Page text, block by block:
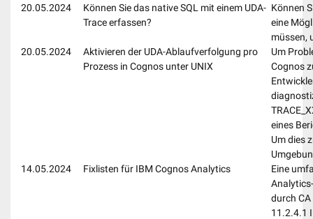
20.05.2024
Können Sie das native SQL mit einem UDA-
Trace erfassen?
Können
eine
müssen,
20.05.2024
Aktivieren der UDA-Ablaufverfolgung pro
Prozess in Cognos unter UNIX
Um
Cognos
eines
Um dies
14.05.2024
Fixlisten für IBM Cognos Analytics
Eine
durch
11.2.4.1